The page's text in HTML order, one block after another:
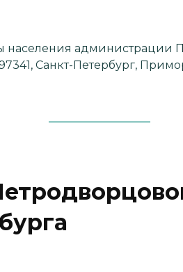
населения администрации
Санкт-Петербург,